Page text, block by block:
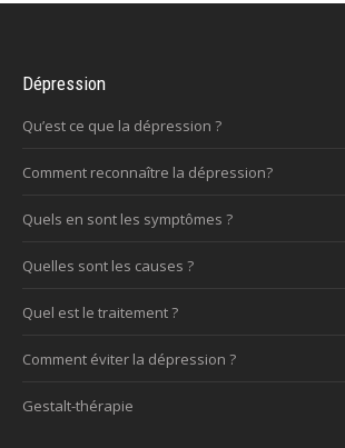
Dépression
Qu’est ce que la dépression ?
Comment reconnaître la dépression?
Quels en sont les symptômes ?
Quelles sont les causes ?
Quel est le traitement ?
Comment éviter la dépression ?
Gestalt-thérapie